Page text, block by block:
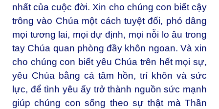
nhất của cuộc đời. Xin cho chúng con biết cậy
trông vào Chúa một cách tuyệt đối, phó dâng
mọi tương lai, mọi dự định, mọi nỗi lo âu trong
tay Chúa quan phòng đầy khôn ngoan. Và xin
cho chúng con biết yêu Chúa trên hết mọi sự,
yêu Chúa bằng cả tâm hồn, trí khôn và sức
lực, để tình yêu ấy trở thành nguồn sức mạnh
giúp chúng con sống theo sự thật mà Thần